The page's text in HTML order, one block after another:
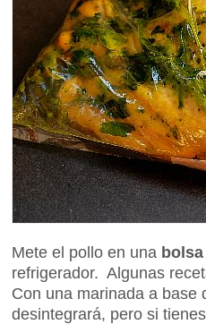
Mete el pollo en una
refrigerador. Algunas
Con una marinada a base
desintegrará, pero si